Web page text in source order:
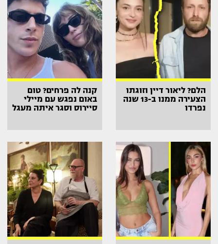
הלם? ליאור דיין וזוגתו
הצעירה ממנו ב-13 שנה
נפרדו
קנה לה פרחים? טום
באום נפגש עם מיילי
סיירוס וסגר איתה מעגל